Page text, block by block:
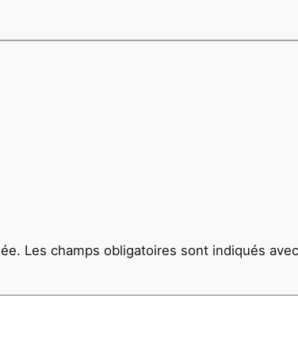
Les champs obligatoires sont indiqués